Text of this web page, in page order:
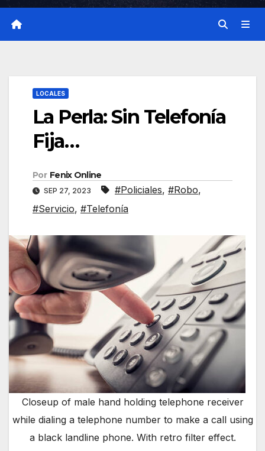
LOCALES
La Perla: Sin Telefonía
Fija…
Por Fenix Online
SEP 27, 2023 #Policiales, #Robo,
#Servicio, #Telefonía
Closeup of male hand holding telephone receiver
while dialing a telephone number to make a call using
a black landline phone. With retro filter effect.